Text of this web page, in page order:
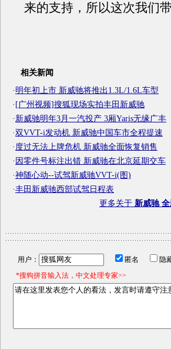
来的支持，所以这次我们
相关新闻
·明年初上市 新威驰将推出1.3L/1.6L车型
·[广州视频]搜狐现场实拍丰田新威驰
·新威驰明年3月一汽投产 3厢Yaris无缘广丰
·双VVT-i发动机 新威驰中国车市全程提速
· 度过无法上牌危机 新威驰全面恢复销售
·因零件号标注出错 新威驰在北京延期交车
·神随心动--试驾新威驰VVT-i(图)
·丰田新威驰西部试驾日程表
更多关于 新威驰
用户： 匿名 隐
*搜狗拼音输入法，中文处理专家>>